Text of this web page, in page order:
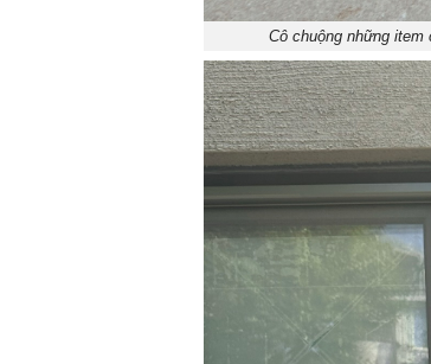
Cô chuộng những